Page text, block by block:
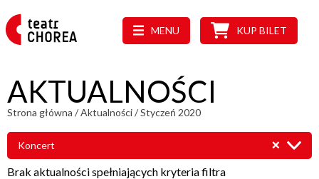
MENU KUP BILET
AKTUALNOŚCI
Strona główna /Aktualności/Styczeń 2020
Koncert
Brak aktualności spełniających kryteria filtra